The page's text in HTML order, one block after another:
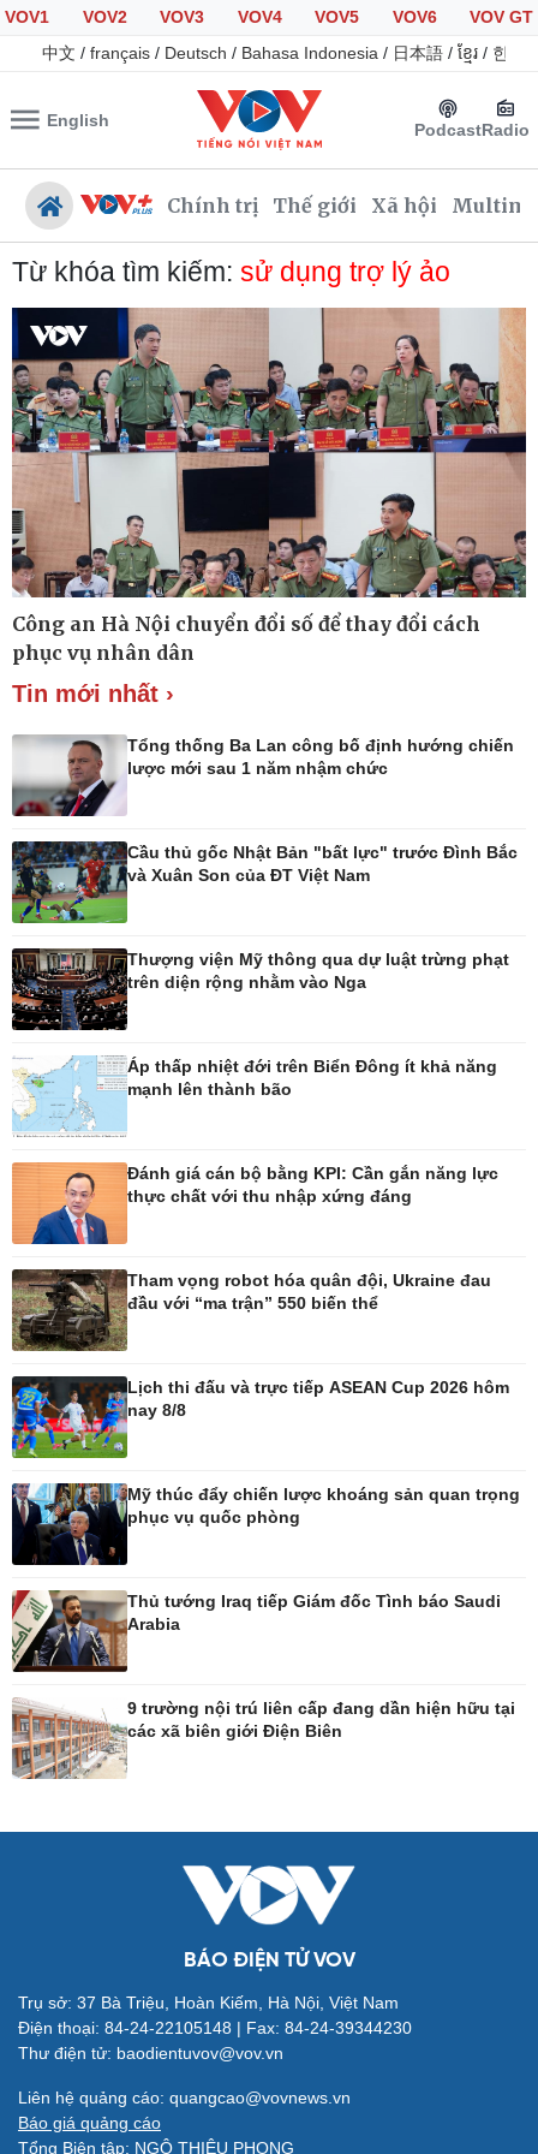
VOV1 VOV2 VOV3 VOV4 VOV5 VOV6
VOV GT
中文 / français / Deutsch / Bahasa Indonesia / 日本語 / ខ្មែរ / 한국
English PodcastRadio
Chính trị Thế giới Xã hội
Chính trị
Đảng
Tổ chức nhân sự
Quốc hội
Nhận diện sự thật
Xã hội
Tin 24h
Giáo dục
Dự báo thời tiết
Dấu ấn VOV
Thế giới
Quan sát
Cuộc sống đó đây
Multimedia
Infographic
Kinh tế
Bất động sản
Khởi nghiệp
Thị trường
Tỷ giá
Chứng khoán
Pháp luật
Vụ án
Tin nóng
Tư vấn luật
Bóng đá quốc tế
Bóng đá Việt Nam
eSports
Hậu trường
Ô tô - Xe máy
Xe máy
Tư vấn
Doanh nghiệp 24h
Doanh nhân
Công nghệ
Sành điệu
Tin Công nghệ
Trải nghiệm
Chuyển đổi số
Dinh dưỡng - món ngon
Cây thuốc
Làm đẹp - giảm cân
Ăn sạch sống khỏe
Đời sống
Nhà đẹp
Blog
Văn hóa
Âm nhạc
Từ khóa tìm kiếm: sử dụng trợ lý ảo
Công an Hà Nội chuyển đổi số để thay đổi cách
phục vụ nhân dân
Tin mới nhất ›
Tổng thống Ba Lan công bố định hướng chiến
lược mới sau 1 năm nhậm chức
Cầu thủ gốc Nhật Bản "bất lực" trước Đình Bắc
và Xuân Son của ĐT Việt Nam
Thượng viện Mỹ thông qua dự luật trừng phạt
trên diện rộng nhằm vào Nga
Áp thấp nhiệt đới trên Biển Đông ít khả năng
mạnh lên thành bão
Đánh giá cán bộ bằng KPI: Cần gắn năng lực
thực chất với thu nhập xứng đáng
Tham vọng robot hóa quân đội, Ukraine đau
đầu với “ma trận” 550 biến thể
Lịch thi đấu và trực tiếp ASEAN Cup 2026 hôm
nay 8/8
Mỹ thúc đẩy chiến lược khoáng sản quan trọng
phục vụ quốc phòng
Thủ tướng Iraq tiếp Giám đốc Tình báo Saudi
Arabia
9 trường nội trú liên cấp đang dần hiện hữu tại
các xã biên giới Điện Biên
BÁO ĐIỆN TỬ VOV
Trụ sở: 37 Bà Triệu, Hoàn Kiếm, Hà Nội, Việt Nam
Điện thoại: 84-24-22105148 | Fax: 84-24-39344230
Thư điện tử: baodientuvov@vov.vn
Liên hệ quảng cáo: quangcao@vovnews.vn
Báo giá quảng cáo
Tổng Biên tập: NGÔ THIỆU PHONG